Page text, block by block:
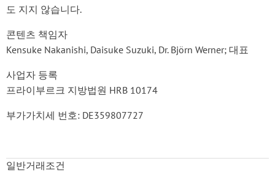
도 지지 않습니다.
콘텐츠 책임자
Kensuke Nakanishi, Daisuke Suzuki, Dr. Björn Werner; 대표
사업자 등록
프라이부르크 지방법원 HRB 10174
부가가치세 번호: DE359807727
일반거래조건